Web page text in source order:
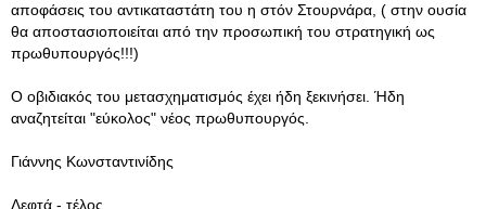
αποφάσεις του αντικαταστάτη του η στόν Στουρνάρα, ( στην ουσία
θα αποστασιοποιείται από την προσωπική του στρατηγική ως
πρωθυπουργός!!!)
Ο οβιδιακός του μετασχηματισμός έχει ήδη ξεκινήσει. Ήδη
αναζητείται "εύκολος" νέος πρωθυπουργός.
Γιάννης Κωνσταντινίδης
Λεφτά - τέλος